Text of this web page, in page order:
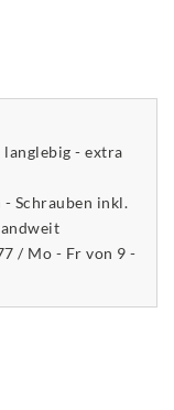
- extra
Schrauben inkl.
/ Mo - Fr von 9 -